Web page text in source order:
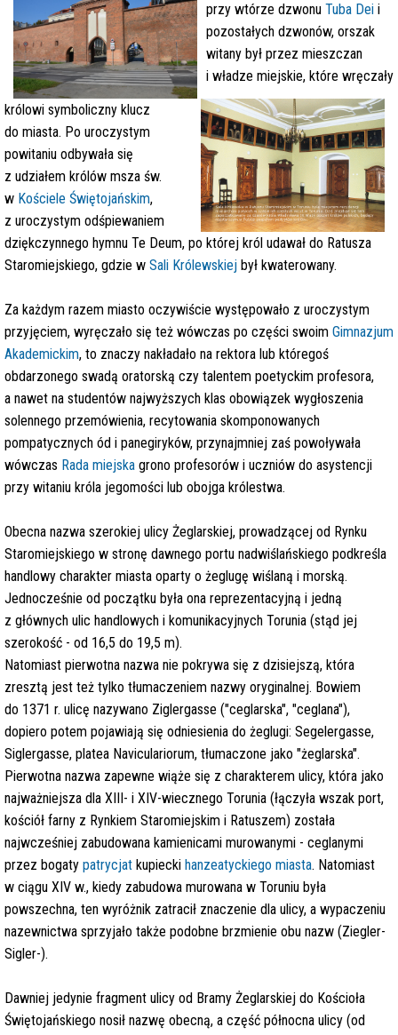
przy wtórze dzwonu Tuba Dei i
pozostałych dzwonów, orszak
witany był przez mieszczan
i władze miejskie, które wręczały
królowi symboliczny klucz
do miasta. Po uroczystym
powitaniu odbywała się
z udziałem królów msza św.
w Kościele Świętojańskim,
z uroczystym odśpiewaniem
dziękczynnego hymnu Te Deum, po której król udawał do Ratusza
Staromiejskiego, gdzie w Sali Królewskiej był kwaterowany.
Za każdym razem miasto oczywiście występowało z uroczystym
przyjęciem, wyręczało się też wówczas po części swoim Gimnazjum
Akademickim, to znaczy nakładało na rektora lub któregoś
obdarzonego swadą oratorską czy talentem poetyckim profesora,
a nawet na studentów najwyższych klas obowiązek wygłoszenia
solennego przemówienia, recytowania skomponowanych
pompatycznych ód i panegiryków, przynajmniej zaś powoływała
wówczas Rada miejska grono profesorów i uczniów do asystencji
przy witaniu króla jegomości lub obojga królestwa.
Obecna nazwa szerokiej ulicy Żeglarskiej, prowadzącej od Rynku
Staromiejskiego w stronę dawnego portu nadwiślańskiego podkreśla
handlowy charakter miasta oparty o żeglugę wiślaną i morską.
Jednocześnie od początku była ona reprezentacyjną i jedną
z głównych ulic handlowych i komunikacyjnych Torunia (stąd jej
szerokość - od 16,5 do 19,5 m).
Natomiast pierwotna nazwa nie pokrywa się z dzisiejszą, która
zresztą jest też tylko tłumaczeniem nazwy oryginalnej. Bowiem
do 1371 r. ulicę nazywano Ziglergasse ("ceglarska", "ceglana"),
dopiero potem pojawiają się odniesienia do żeglugi: Segelergasse,
Siglergasse, platea Naviculariorum, tłumaczone jako "żeglarska".
Pierwotna nazwa zapewne wiąże się z charakterem ulicy, która jako
najważniejsza dla XIII- i XIV-wiecznego Torunia (łączyła wszak port,
kościół farny z Rynkiem Staromiejskim i Ratuszem) została
najwcześniej zabudowana kamienicami murowanymi - ceglanymi
przez bogaty patrycjat kupiecki hanzeatyckiego miasta. Natomiast
w ciągu XIV w., kiedy zabudowa murowana w Toruniu była
powszechna, ten wyróżnik zatracił znaczenie dla ulicy, a wypaczeniu
nazewnictwa sprzyjało także podobne brzmienie obu nazw (Ziegler-
Sigler-).
Dawniej jedynie fragment ulicy od Bramy Żeglarskiej do Kościoła
Świętojańskiego nosił nazwę obecną, a część północna ulicy (od